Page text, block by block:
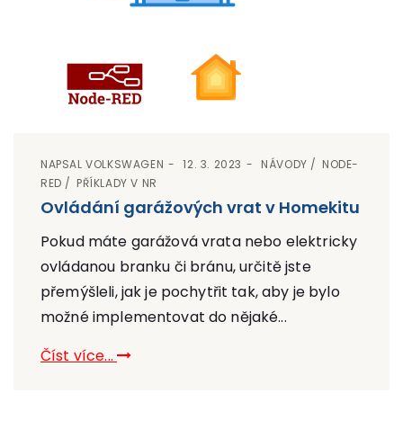
NAPSALVOLKSWAGEN 12. 3. 2023 NÁVODY
NODE-
RED
PŘÍKLADY V NR
Ovládání garážových vrat v Homekitu
Pokud máte garážová vrata nebo elektricky
ovládanou branku či bránu, určitě jste
přemýšleli, jak je pochytřit tak, aby je bylo
možné implementovat do nějaké...
Číst více...